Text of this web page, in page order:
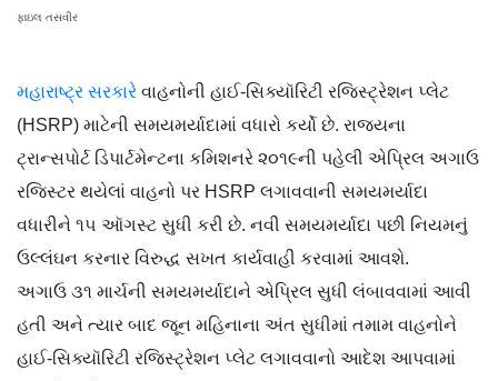
ફાઇલ તસવીર
મહારાષ્ટ્ર સરકારે વાહનોની હાઈ-સિક્યૉરિટી રજિસ્ટ્રેશન પ્લેટ
(HSRP) માટેની સમયમર્યાદામાં વધારો કર્યો છે. રાજ્યના
ટ્રાન્સપોર્ટ ડિપાર્ટમેન્ટના કમિશનરે ૨૦૧૯ની પહેલી એપ્રિલ અગાઉ
રજિસ્ટર થયેલાં વાહનો પર HSRP લગાવવાની સમયમર્યાદા
વધારીને ૧૫ ઑગસ્ટ સુધી કરી છે. નવી સમયમર્યાદા પછી નિયમનું
ઉલ્લંઘન કરનાર વિરુદ્ધ સખત કાર્યવાહી કરવામાં આવશે.
અગાઉ ૩૧ માર્ચની સમયમર્યાદાને એપ્રિલ સુધી લંબાવવામાં આવી
હતી અને ત્યાર બાદ જૂન મહિનાના અંત સુધીમાં તમામ વાહનોને
હાઈ-સિક્યૉરિટી રજિસ્ટ્રેશન પ્લેટ લગાવવાનો આદેશ આપવામાં